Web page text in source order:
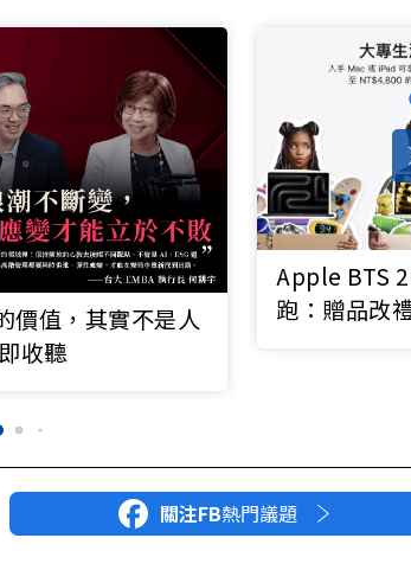
價值，其實不是人
收聽
Apple BTS
跑：贈品改
關注FB熱門議題